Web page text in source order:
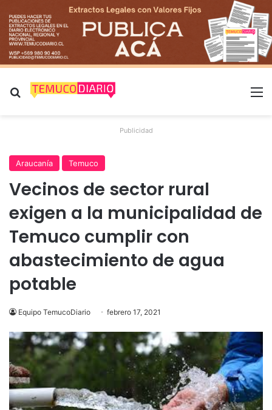
Buscar por
Publicidad
Araucanía Temuco
Vecinos de sector rural
exigen a la municipalidad de
Temuco cumplir con
abastecimiento de agua
potable
Equipo TemucoDiario febrero 17, 2021